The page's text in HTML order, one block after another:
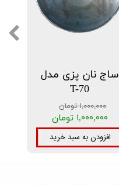
ساج نان پزی مدل
T-70
۱,۰۰۰,۰۰۰ تومان
۱,۰۰۰,۰۰۰ تومان
افزودن به سبد خرید